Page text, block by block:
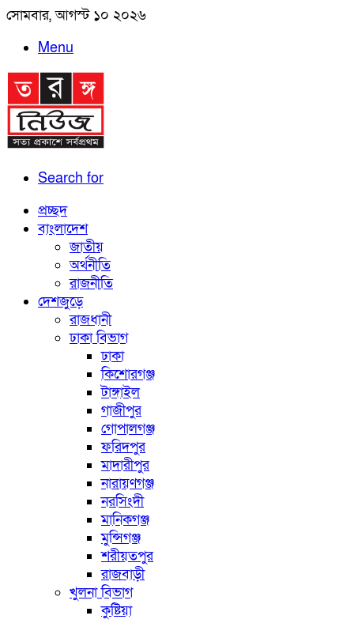
সোমবার, আগস্ট ১০ ২০২৬
Menu
Search for
প্রচ্ছদ
বাংলাদেশ
জাতীয়
অর্থনীতি
রাজনীতি
দেশজুড়ে
রাজধানী
ঢাকা বিভাগ
ঢাকা
কিশোরগঞ্জ
টাঙ্গাইল
গাজীপুর
গোপালগঞ্জ
ফরিদপুর
মাদারীপুর
নারায়ণগঞ্জ
নরসিংদী
মানিকগঞ্জ
মুন্সিগঞ্জ
শরীয়তপুর
রাজবাড়ী
খুলনা বিভাগ
কুষ্টিয়া